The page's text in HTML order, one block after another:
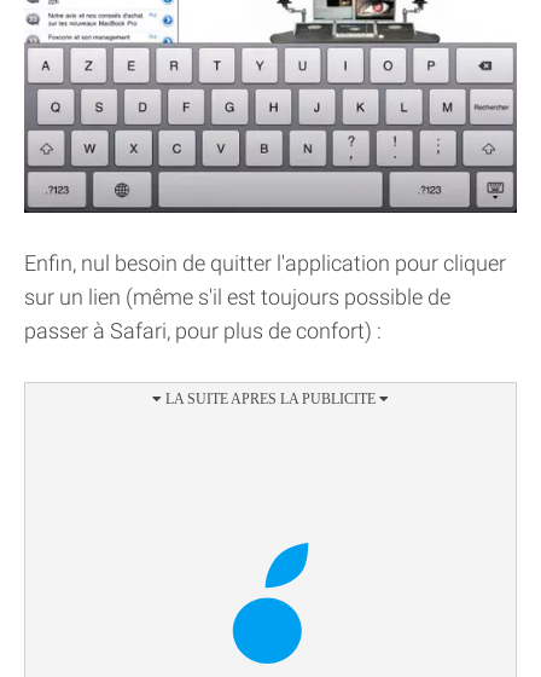
Enfin, nul besoin de quitter l'application pour cliquer
sur un lien (même s'il est toujours possible de
passer à Safari, pour plus de confort) :